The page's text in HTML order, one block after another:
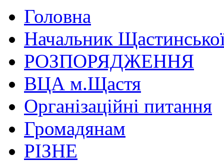
Головна
Начальник
РОЗПОРЯДЖЕННЯ
ВЦА м.Щастя
Організаційні питання
Громадянам
РІЗНЕ